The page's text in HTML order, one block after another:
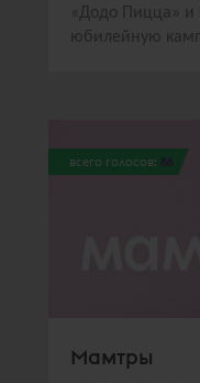
«Додо Пицца» и
юбилейную
всего голосов: 86
Мамтры